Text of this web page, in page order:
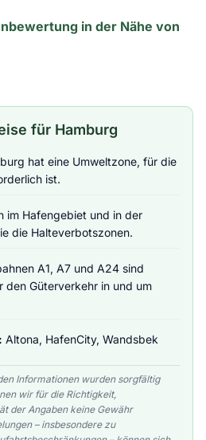
in der Nähe von
für Hamburg
hat eine Umweltzone, für die
ist.
im Hafengebiet und in der
die Halteverbotszonen.
A1, A7 und A24 sind
den Güterverkehr in und um
Altona, HafenCity, Wandsbek
Informationen wurden sorgfältig
wir für die Richtigkeit,
der Angaben keine Gewähr
– insbesondere zu